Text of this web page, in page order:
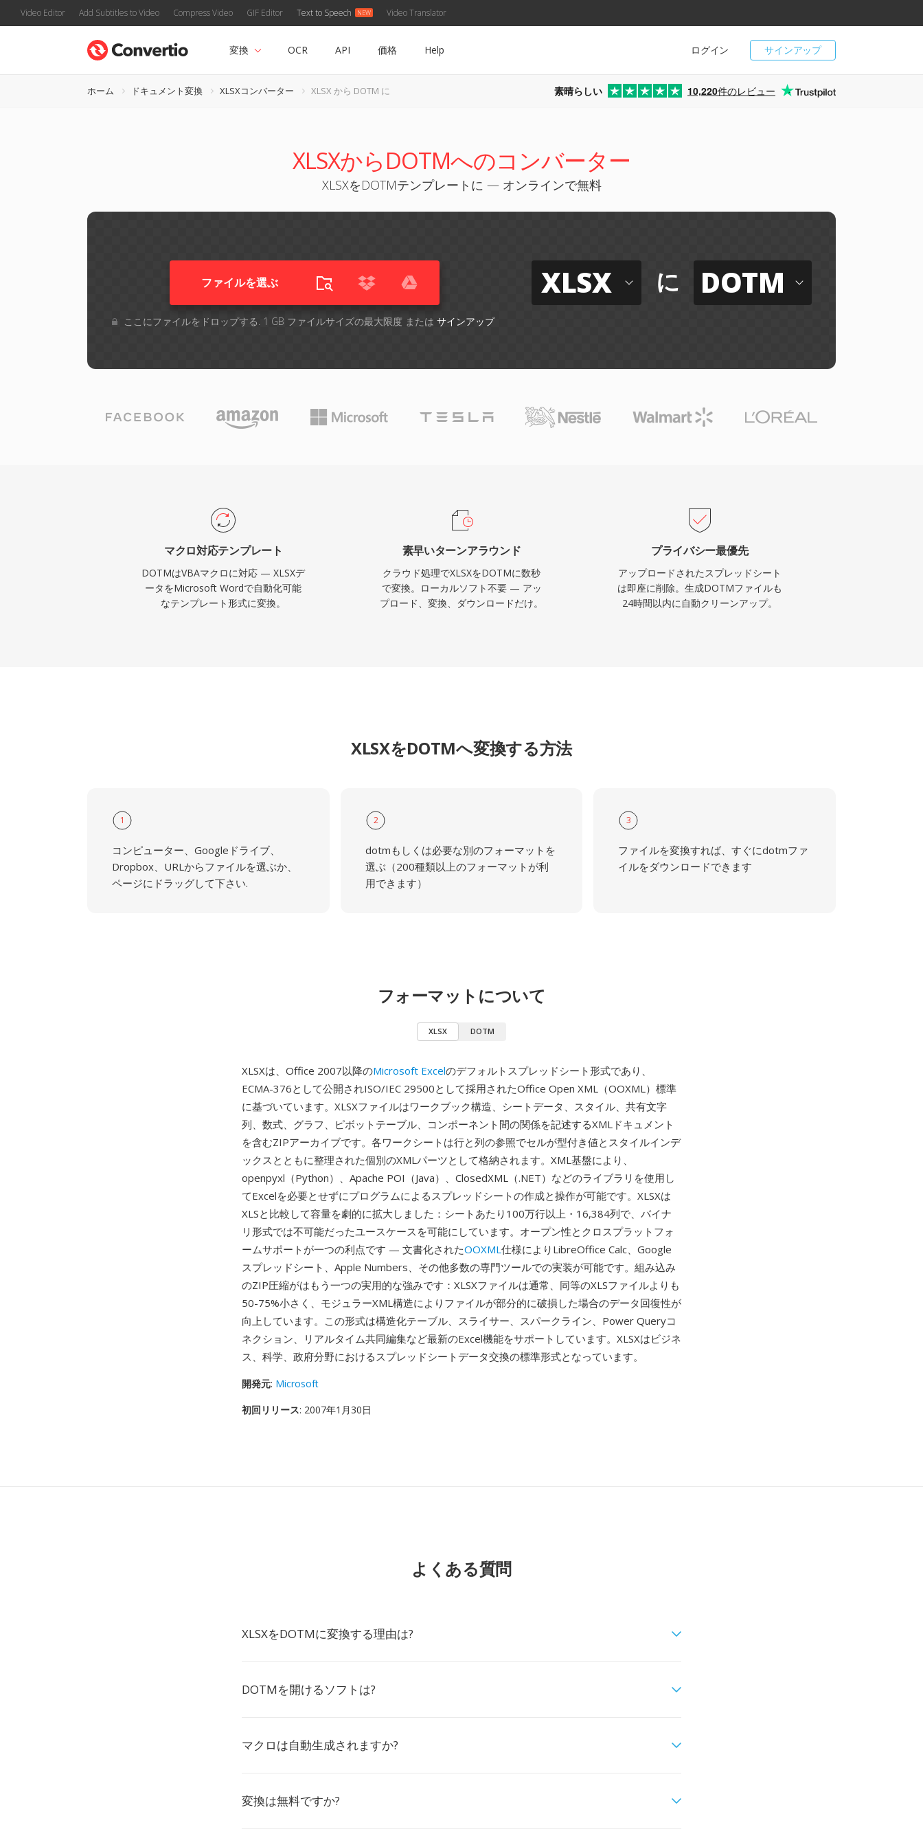
Video Editor Add Subtitles to Video Compress Video GIF Editor Text to Speech Video Translator
サインアップ
ログイン
変換 OCR API 価格 Help
ホーム ドキュメント変換 XLSXコンバーター XLSX から DOTM に 素晴らしい 10,220件のレビュー
XLSXからDOTMへのコンバーター
XLSXをDOTMテンプレートに — オンラインで無料
ファイルを選ぶ
ここにファイルをドロップする. 1 GB ファイルサイズの最大限度 または サインアップ
XLSX に DOTM
マクロ対応テンプレート
DOTMはVBAマクロに対応 — XLSXデ
ータをMicrosoft Wordで自動化可能
なテンプレート形式に変換。
素早いターンアラウンド
クラウド処理でXLSXをDOTMに数秒
で変換。ローカルソフト不要 — アッ
プロード、変換、ダウンロードだけ。
プライバシー最優先
アップロードされたスプレッドシート
は即座に削除。生成DOTMファイルも
24時間以内に自動クリーンアップ。
XLSXをDOTMへ変換する方法
1
コンピューター、Googleドライブ、
Dropbox、URLからファイルを選ぶか、
ページにドラッグして下さい.
2
dotmもしくは必要な別のフォーマットを
選ぶ（200種類以上のフォーマットが利
用できます）
3
ファイルを変換すれば、すぐにdotmファ
イルをダウンロードできます
フォーマットについて
XLSX DOTM
XLSXは、Office 2007以降のMicrosoft Excelのデフォルトスプレッドシート形式であり、
ECMA-376として公開されISO/IEC 29500として採用されたOffice Open XML（OOXML）標準
に基づいています。XLSXファイルはワークブック構造、シートデータ、スタイル、共有文字
列、数式、グラフ、ピボットテーブル、コンポーネント間の関係を記述するXMLドキュメント
を含むZIPアーカイブです。各ワークシートは行と列の参照でセルが型付き値とスタイルインデ
ックスとともに整理された個別のXMLパーツとして格納されます。XML基盤により、
openpyxl（Python）、Apache POI（Java）、ClosedXML（.NET）などのライブラリを使用し
てExcelを必要とせずにプログラムによるスプレッドシートの作成と操作が可能です。XLSXは
XLSと比較して容量を劇的に拡大しました：シートあたり100万行以上・16,384列で、バイナ
リ形式では不可能だったユースケースを可能にしています。オープン性とクロスプラットフォ
ームサポートが一つの利点です — 文書化されたOOXML仕様によりLibreOffice Calc、Google
スプレッドシート、Apple Numbers、その他多数の専門ツールでの実装が可能です。組み込み
のZIP圧縮がはもう一つの実用的な強みです：XLSXファイルは通常、同等のXLSファイルよりも
50-75%小さく、モジュラーXML構造によりファイルが部分的に破損した場合のデータ回復性が
向上しています。この形式は構造化テーブル、スライサー、スパークライン、Power Queryコ
ネクション、リアルタイム共同編集など最新のExcel機能をサポートしています。XLSXはビジネ
ス、科学、政府分野におけるスプレッドシートデータ交換の標準形式となっています。
開発元: Microsoft
初回リリース: 2007年1月30日
よくある質問
XLSXをDOTMに変換する理由は?
DOTMを開けるソフトは?
マクロは自動生成されますか?
変換は無料ですか?